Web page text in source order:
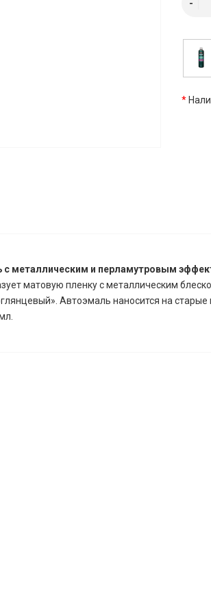
*
с металлическим и перламутровым
матовую пленку с металлическим
Автоэмаль наносится на